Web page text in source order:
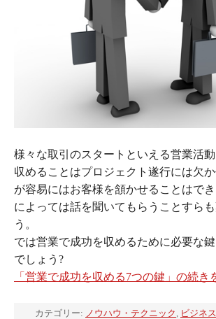
様々な取引のスタートといえる営業活
収めることはプロジェクト遂行には欠
が容易にはお客様を頷かせることはで
によっては話を聞いてもらうことすら
う。
では営業で成功を収めるために必要な
でしょう?
「営業で成功を収める7つの鍵」の続き
カテゴリー: ノウハウ・テクニック , ビジネ